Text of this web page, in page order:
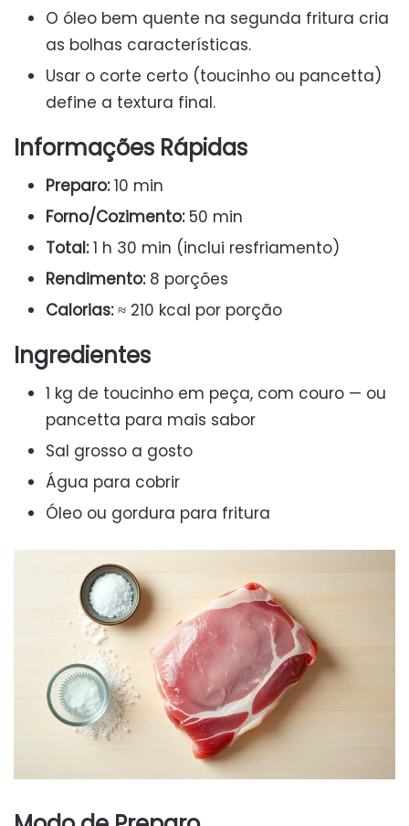
O óleo bem quente na segunda fritura cria
as bolhas características.
Usar o corte certo (toucinho ou pancetta)
define a textura final.
Informações Rápidas
Preparo:10 min
Forno/Cozimento:50 min
Total:1 h 30 min (inclui resfriamento)
Rendimento:8 porções
Calorias:≈ 210 kcal por porção
Ingredientes
1 kg de toucinho em peça, com couro — ou
pancetta para mais sabor
Sal grosso a gosto
Água para cobrir
Óleo ou gordura para fritura